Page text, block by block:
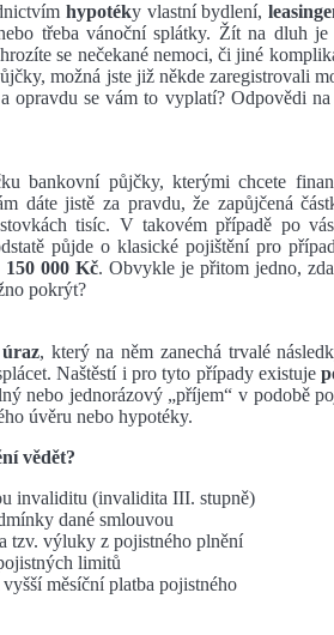
hypotéky vlastní bydlení,
třeba vánoční splátky. Žít na dluh
se nečekané nemoci, či jiné
možná jste již někde zaregistrovali
opravdu se vám to vyplatí? Odpovědi
bankovní půjčky, kterými chcete
dáte jistě za pravdu, že zapůjčená
tisíc. V takovém případě po
půjde o klasické pojištění pro
150 000 Kč. Obvykle je přitom jedno,
pokrýt?
úraz, který na něm zanechá trvalé
Naštěstí i pro tyto případy existuje
nebo jednorázový „příjem“ v podobě
úvěru nebo hypotéky.
vědět?
invaliditu (invalidita III. stupně)
dané smlouvou
tzv. výluky z pojistného plnění
limitů
měsíční platba pojistného